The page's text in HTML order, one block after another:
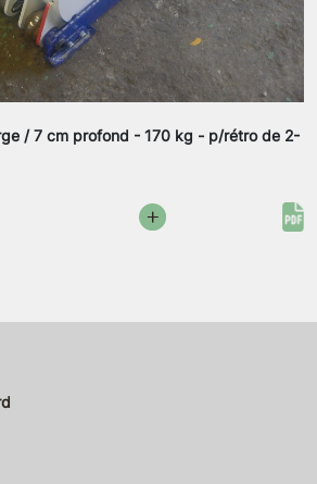
/ 7 cm profond - 170 kg - p/rétro de 2-